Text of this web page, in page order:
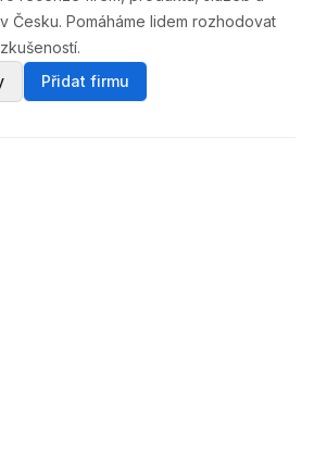
Česku. Pomáháme lidem rozhodovat
Přidat firmu